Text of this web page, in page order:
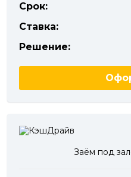
Срок:
Ставка:
Решение:
Заём под